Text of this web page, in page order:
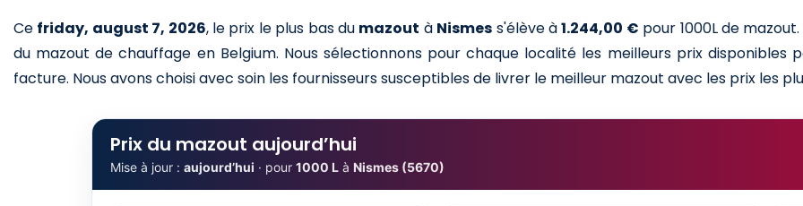
Ce friday, august 7, 2026, le prix le plus bas du mazout à Nismes s'élève à1.244,00 € pour 1000L de mazout
du mazout de chauffage en Belgium. Nous sélectionnons pour chaque localité les meilleurs prix
facture. Nous avons choisi avec soin les fournisseurs susceptibles de livrer le meilleur mazout avec les prix les
Prix du mazout aujourd’hui
Mise à jour : aujourd’hui · pour 1000 L à Nismes (5670)